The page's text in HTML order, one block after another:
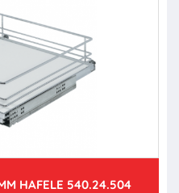
HAFELE 540.24.504